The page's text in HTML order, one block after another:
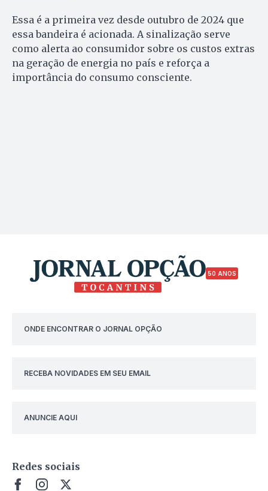
Essa é a primeira vez desde outubro de 2024 que
essa bandeira é acionada. A sinalização serve
como alerta ao consumidor sobre os custos extras
na geração de energia no país e reforça a
importância do consumo consciente.
50 ANOS
ONDE ENCONTRAR O JORNAL OPÇÃO
RECEBA NOVIDADES EM SEU EMAIL
ANUNCIE AQUI
Redes sociais